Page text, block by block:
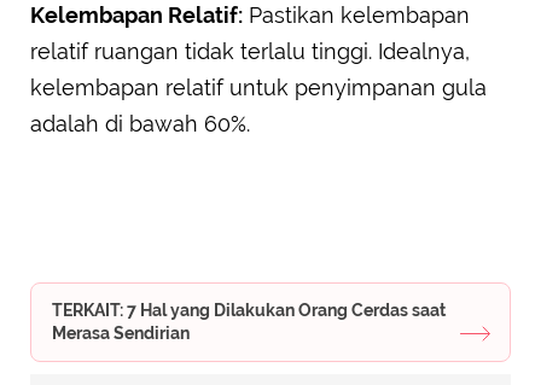
Kelembapan Relatif: Pastikan kelembapan
relatif ruangan tidak terlalu tinggi. Idealnya,
kelembapan relatif untuk penyimpanan gula
adalah di bawah 60%.
TERKAIT: 7 Hal yang Dilakukan Orang Cerdas saat
Merasa Sendirian